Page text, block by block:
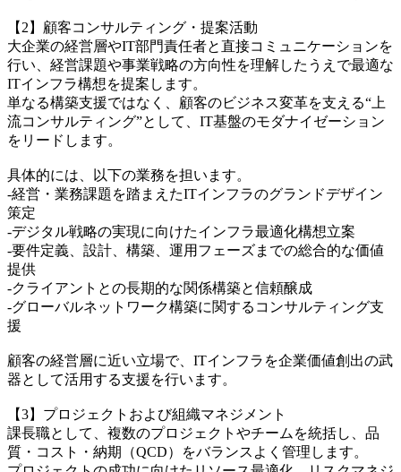
【2】顧客コンサルティング・提案活動
大企業の経営層やIT部門責任者と直接コミュニケーションを
行い、経営課題や事業戦略の方向性を理解したうえで最適な
ITインフラ構想を提案します。
単なる構築支援ではなく、顧客のビジネス変革を支える“上
流コンサルティング”として、IT基盤のモダナイゼーション
をリードします。
具体的には、以下の業務を担います。
-経営・業務課題を踏まえたITインフラのグランドデザイン
策定
-デジタル戦略の実現に向けたインフラ最適化構想立案
-要件定義、設計、構築、運用フェーズまでの総合的な価値
提供
-クライアントとの長期的な関係構築と信頼醸成
-グローバルネットワーク構築に関するコンサルティング支
援
顧客の経営層に近い立場で、ITインフラを企業価値創出の武
器として活用する支援を行います。
【3】プロジェクトおよび組織マネジメント
課長職として、複数のプロジェクトやチームを統括し、品
質・コスト・納期（QCD）をバランスよく管理します。